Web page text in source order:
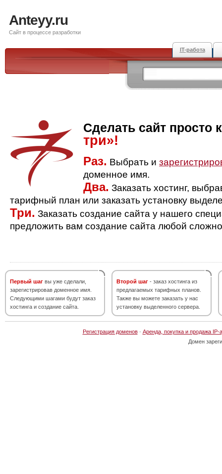
Anteyy.ru
Сайт в процессе разработки
IT-работа
Сделать сайт просто
три»!
Раз. Выбрать и
доменное имя.
Два. Заказать хостинг,
тарифный план или заказать установку
Три. Заказать создание сайта у нашего
предложить вам создание сайта любой
Первый шаг вы уже сделали,
зарегистрировав доменное имя.
Следующими шагами будут заказ
хостинга и создание сайта.
Второй шаг - заказ хостинга из
предлагаемых тарифных планов.
Также вы можете заказать у нас
установку выделенного сервера.
Регистрация доменов· Аренда, покупка и продажа IP-
Домен